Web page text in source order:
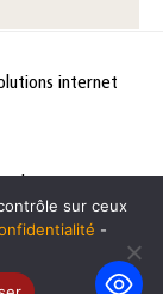
internet
sur ceux
-